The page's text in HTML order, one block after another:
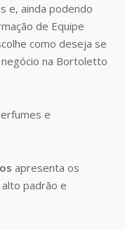
e, ainda podendo
de Equipe
como deseja se
na Bortoletto
e
apresenta os
padrão e